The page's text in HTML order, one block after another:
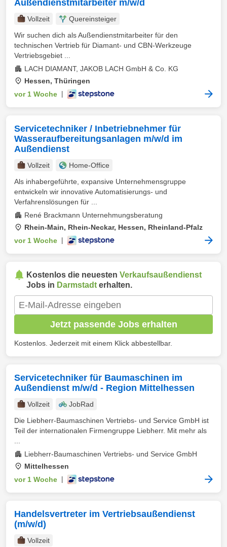
Außendienstmitarbeiter m/w/d
Vollzeit
Quereinsteiger
Wir suchen dich als Außendienstmitarbeiter für den
technischen Vertrieb für Diamant- und CBN-Werkzeuge
Vertriebsgebiet ...
LACH DIAMANT, JAKOB LACH GmbH & Co. KG
Hessen, Thüringen
vor 1 Woche
Servicetechniker / Inbetriebnehmer für
Wasseraufbereitungsanlagen m/w/d im
Außendienst
Vollzeit
Home-Office
Als inhabergeführte, expansive Unternehmensgruppe
entwickeln wir innovative Automatisierungs- und
Verfahrenslösungen für ...
René Brackmann Unternehmungsberatung
Rhein-Main, Rhein-Neckar, Hessen, Rheinland-Pfalz
vor 1 Woche
Kostenlos die neuesten Verkaufsaußendienst
Jobs in Darmstadt erhalten.
Jetzt passende Jobs erhalten
Kostenlos. Jederzeit mit einem Klick abbestellbar.
Servicetechniker für Baumaschinen im
Außendienst m/w/d - Region Mittelhessen
Vollzeit
JobRad
Die Liebherr-Baumaschinen Vertriebs- und Service GmbH ist
Teil der internationalen Firmengruppe Liebherr. Mit mehr als
Liebherr-Baumaschinen Vertriebs- und Service GmbH
Mittelhessen
vor 1 Woche
Handelsvertreter im Vertriebsaußendienst
(m/w/d)
Vollzeit